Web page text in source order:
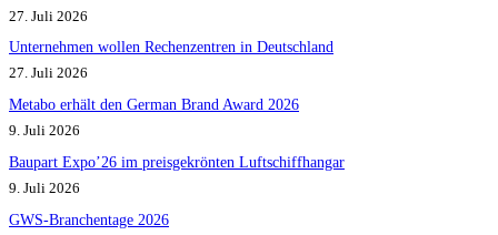
27. Juli 2026
Unternehmen wollen Rechenzentren in Deutschland
27. Juli 2026
Metabo erhält den German Brand Award 2026
9. Juli 2026
Baupart Expo’26 im preisgekrönten Luftschiffhangar
9. Juli 2026
GWS-Branchentage 2026